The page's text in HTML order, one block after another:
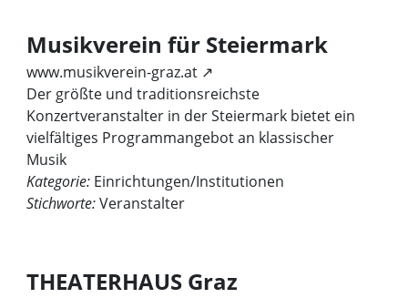
Musikverein für Steiermark
www.musikverein-graz.at ↗
Der größte und traditionsreichste
Konzertveranstalter in der Steiermark bietet ein
vielfältiges Programmangebot an klassischer
Musik
Kategorie: Einrichtungen/Institutionen
Stichworte:Veranstalter
THEATERHAUS Graz